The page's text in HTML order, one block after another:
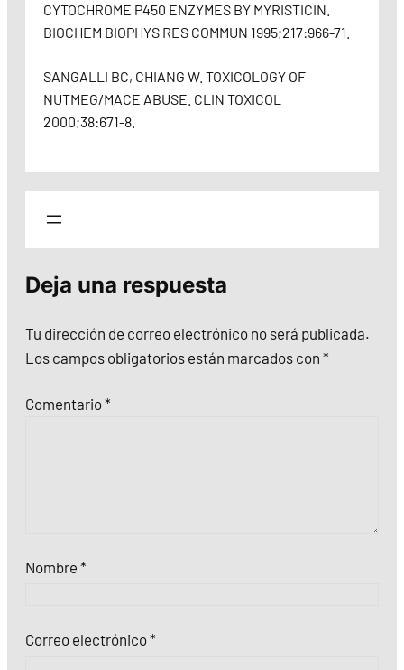
CYTOCHROME P450 ENZYMES BY MYRISTICIN.
BIOCHEM BIOPHYS RES COMMUN 1995;217:966-71.
SANGALLI BC, CHIANG W. TOXICOLOGY OF
NUTMEG/MACE ABUSE. CLIN TOXICOL
2000;38:671-8.
Deja una respuesta
Tu dirección de correo electrónico no será publicada.
Los campos obligatorios están marcados con *
Comentario*
Nombre *
Correo electrónico*